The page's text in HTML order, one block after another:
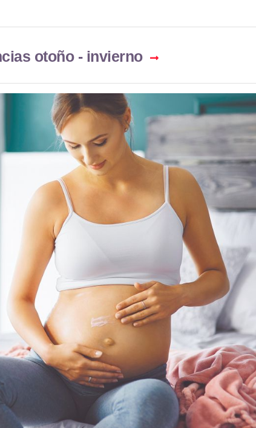
otoño - invierno